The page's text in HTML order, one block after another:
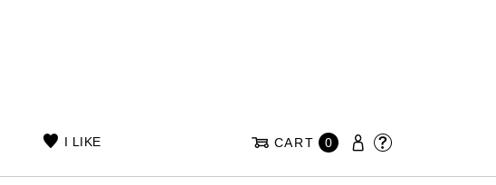
I LIKE CART 0